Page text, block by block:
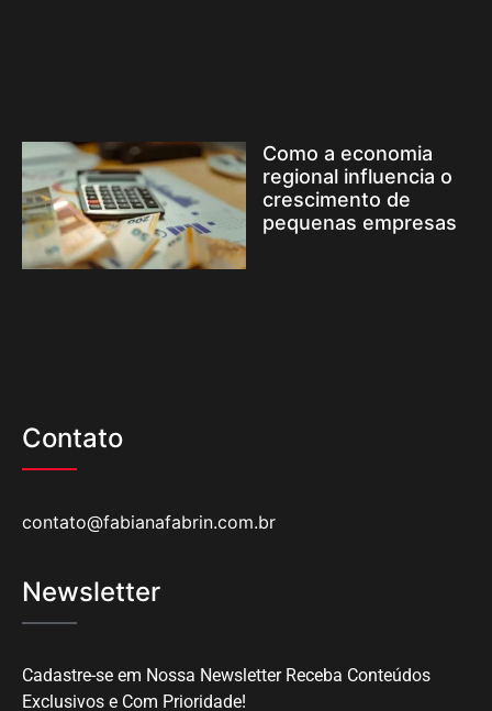
Como a economia
regional influencia o
crescimento de
pequenas empresas
Contato
contato@fabianafabrin.com.br
Newsletter
Cadastre-se em Nossa Newsletter Receba Conteúdos
Exclusivos e Com Prioridade!